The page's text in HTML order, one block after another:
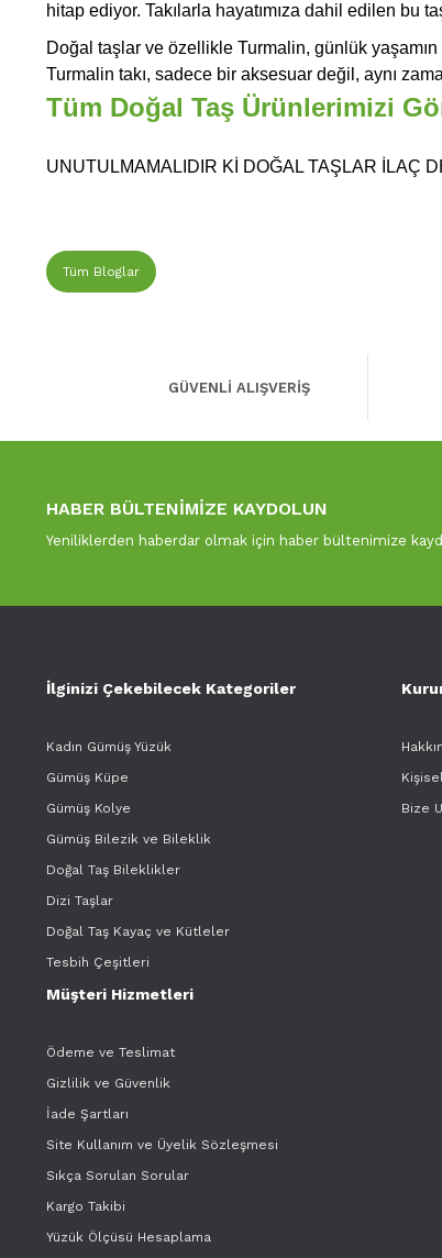
hitap ediyor. Takılarla hayatımıza dahil edilen bu
Doğal taşlar ve özellikle Turmalin, günlük
Turmalin takı, sadece bir aksesuar değil, aynı
Tüm Doğal Taş Ürünlerimizi
UNUTULMAMALIDIR Kİ DOĞAL TAŞLAR İLAÇ
Tüm Bloglar
GÜVENLİ ALIŞVERİŞ
HABER BÜLTENİMİZE KAYDOLUN
Yeniliklerden haberdar olmak için haber bültenimize
İlginizi Çekebilecek Kategoriler
Kadın Gümüş Yüzük
Gümüş Küpe
Gümüş Kolye
Gümüş Bilezik ve Bileklik
Doğal Taş Bileklikler
Dizi Taşlar
Doğal Taş Kayaç ve Kütleler
Tesbih Çeşitleri
Bize
Müşteri Hizmetleri
Ödeme ve Teslimat
Gizlilik ve Güvenlik
İade Şartları
Site Kullanım ve Üyelik Sözleşmesi
Sıkça Sorulan Sorular
Kargo Takibi
Yüzük Ölçüsü Hesaplama